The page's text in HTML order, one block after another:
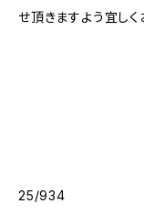
せ頂きますよう宜しく
25/934